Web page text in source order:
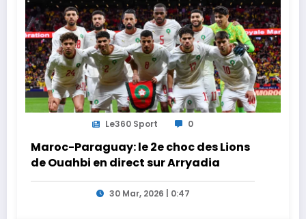
Le360 Sport 0
Maroc-Paraguay: le 2e choc des Lions
de Ouahbi en direct sur Arryadia
30 Mar, 2026 | 0:47